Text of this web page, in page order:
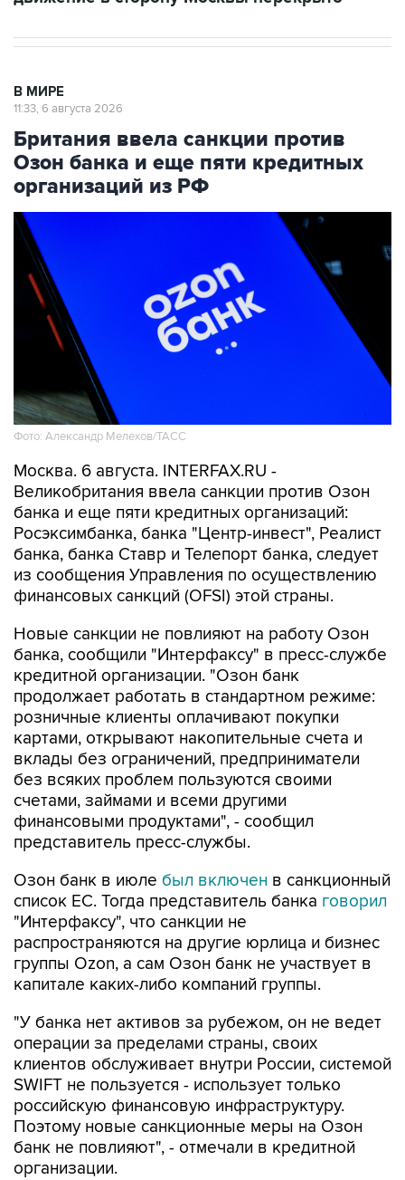
В МИРЕ
11:33, 6 августа 2026
Британия ввела санкции против
Озон банка и еще пяти кредитных
организаций из РФ
Фото: Александр Мелехов/ТАСС
Москва. 6 августа. INTERFAX.RU -
Великобритания ввела санкции против Озон
банка и еще пяти кредитных организаций:
Росэксимбанка, банка "Центр-инвест", Реалист
банка, банка Ставр и Телепорт банка, следует
из сообщения Управления по осуществлению
финансовых санкций (OFSI) этой страны.
Новые санкции не повлияют на работу Озон
банка, сообщили "Интерфаксу" в пресс-службе
кредитной организации. "Озон банк
продолжает работать в стандартном режиме:
розничные клиенты оплачивают покупки
картами, открывают накопительные счета и
вклады без ограничений, предприниматели
без всяких проблем пользуются своими
счетами, займами и всеми другими
финансовыми продуктами", - сообщил
представитель пресс-службы.
Озон банк в июле был включен в санкционный
список ЕС. Тогда представитель банка говорил
"Интерфаксу", что санкции не
распространяются на другие юрлица и бизнес
группы Ozon, а сам Озон банк не участвует в
капитале каких-либо компаний группы.
"У банка нет активов за рубежом, он не ведет
операции за пределами страны, своих
клиентов обслуживает внутри России, системой
SWIFT не пользуется - использует только
российскую финансовую инфраструктуру.
Поэтому новые санкционные меры на Озон
банк не повлияют", - отмечали в кредитной
организации.